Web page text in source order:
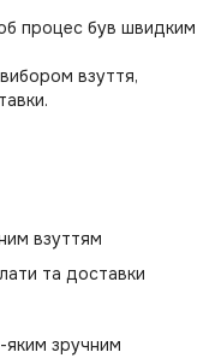
процес був швидким
взуття,
взуттям
та доставки
зручним